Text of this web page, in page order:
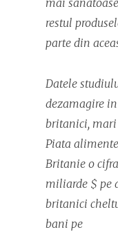
mai
restul
parte din
Datele
dezamagire
britanici, mari
Piata
Britanie o
miliarde $ pe
britanici
bani pe